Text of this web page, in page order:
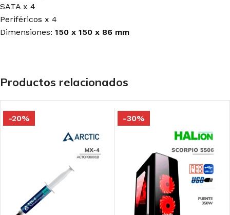
SATA x 4
Periféricos x 4
Dimensiones: 150 x 150 x 86 mm
Productos relacionados
-20% -30%